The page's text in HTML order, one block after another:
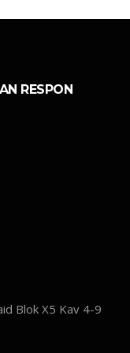
RESPON
Blok X5 Kav 4-9